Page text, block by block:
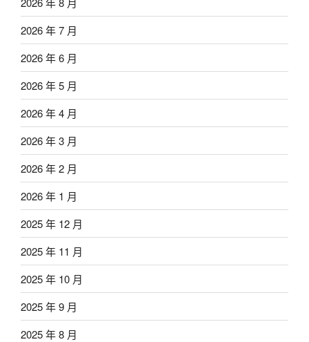
2026 年 7 月
2026 年 6 月
2026 年 5 月
2026 年 4 月
2026 年 3 月
2026 年 2 月
2026 年 1 月
2025 年 12 月
2025 年 11 月
2025 年 10 月
2025 年 9 月
2025 年 8 月